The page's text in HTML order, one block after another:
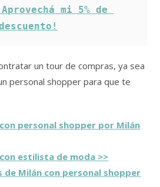
mi 5% de
un tour de compras, ya sea
personal shopper para que te
personal shopper por Milán
estilista de moda >>
de Milán con personal shopper